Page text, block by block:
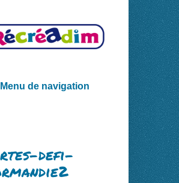
Menu de navigation
defi-